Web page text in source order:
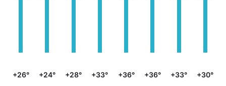
+26° +24° +28° +33° +36° +36° +33° +30°